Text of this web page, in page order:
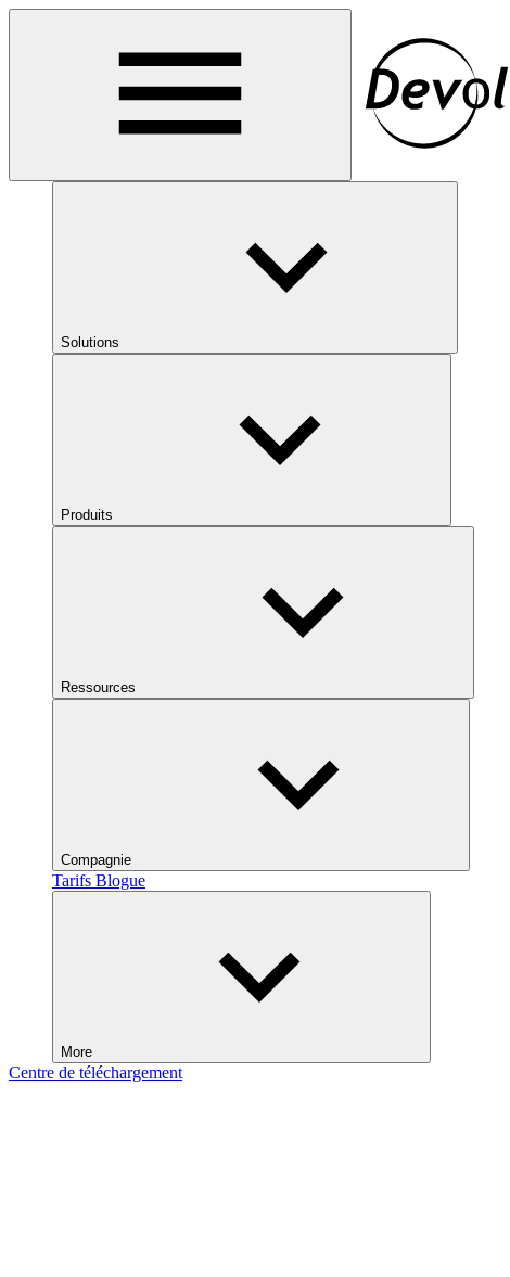
Solutions
Produits
Ressources
Compagnie
Tarifs Blogue
More
Centre de téléchargement